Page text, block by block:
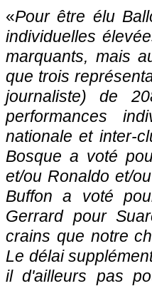
«Pour être élu
individuelles
marquants, mais
que trois
journaliste) de
performances
nationale et inter-
Bosque a voté
et/ou Ronaldo et/
Buffon a voté
Gerrard pour
crains que notre
Le délai
il d'ailleurs pas